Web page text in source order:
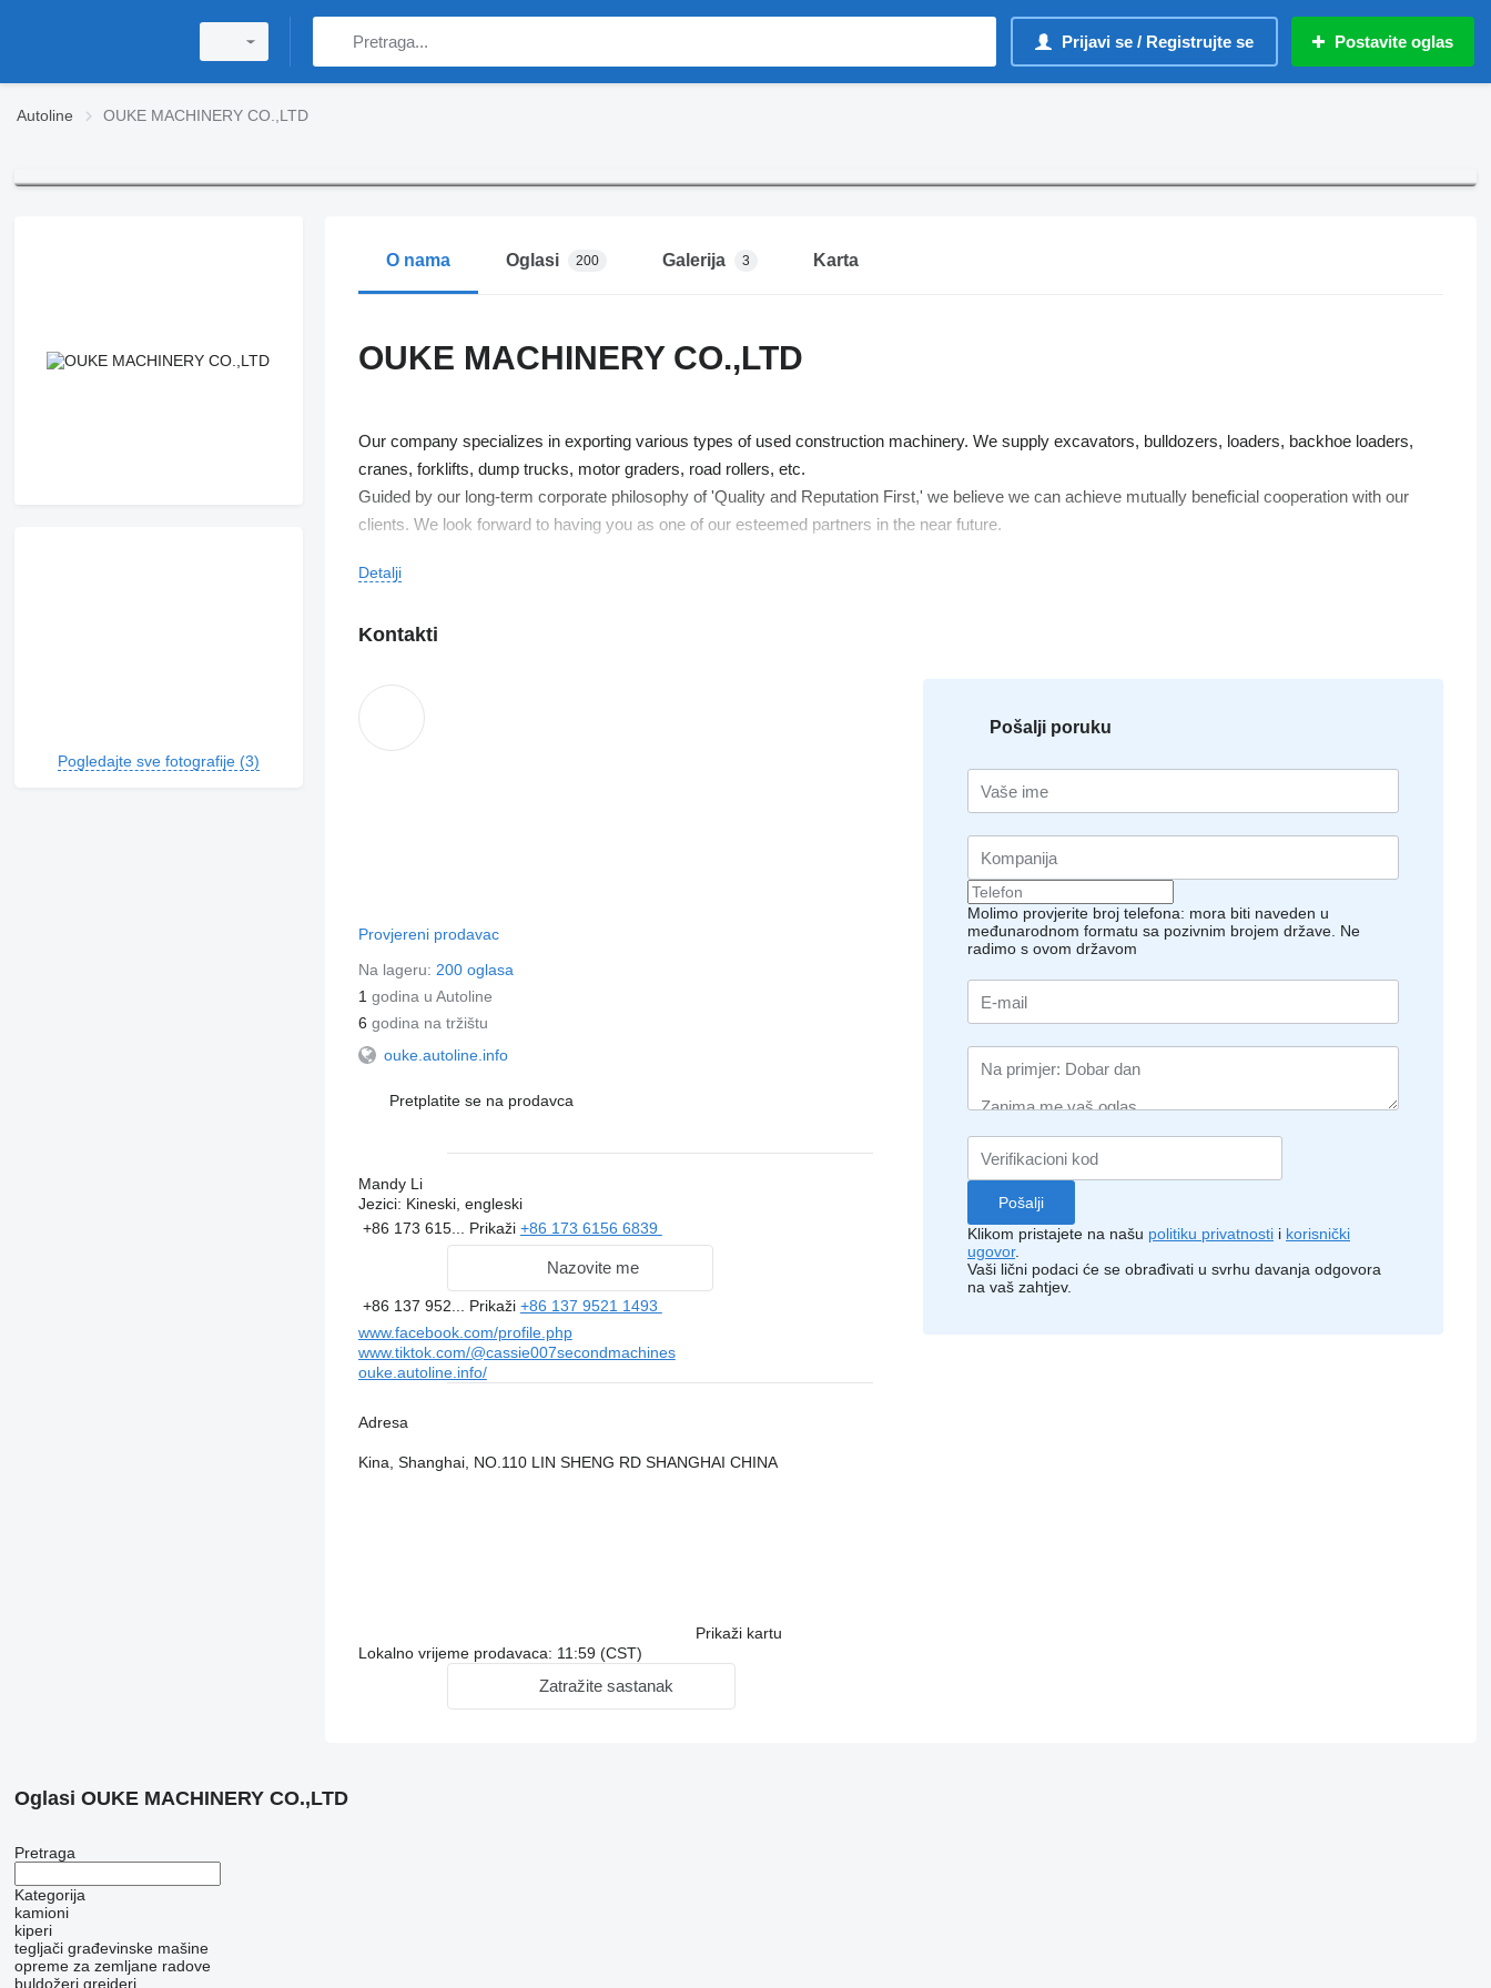
Prijavi se / Registrujte se Postavite oglas
Autoline OUKE MACHINERY CO.,LTD
Pogledajte sve fotografije (3)
O nama Oglasi 200 Galerija 3 Karta
OUKE MACHINERY CO.,LTD
Our company specializes in exporting various types of used construction machinery. We supply excavators, bulldozers, loaders, backhoe loaders,
cranes, forklifts, dump trucks, motor graders, road rollers, etc.
Guided by our long-term corporate philosophy of 'Quality and Reputation First,' we believe we can achieve mutually beneficial cooperation with our
clients. We look forward to having you as one of our esteemed partners in the near future.
Detalji
Kontakti
Provjereni prodavac
Na lageru: 200 oglasa
1 godina u Autoline
6 godina na tržištu
ouke.autoline.info
Pretplatite se na prodavca
Mandy Li
Jezici: Kineski, engleski
+86 173 615... Prikaži +86 173 6156 6839
Nazovite me
+86 137 952... Prikaži +86 137 9521 1493
www.facebook.com/profile.php
www.tiktok.com/@cassie007secondmachines
ouke.autoline.info/
Adresa
Kina, Shanghai, NO.110 LIN SHENG RD SHANGHAI CHINA
Prikaži kartu
Lokalno vrijeme prodavaca: 11:59 (CST)
Zatražite sastanak
Pošalji poruku
Molimo provjerite broj telefona: mora biti naveden u
međunarodnom formatu sa pozivnim brojem države. Ne
radimo s ovom državom
Klikom pristajete na našu politiku privatnosti i korisnički
ugovor.
Vaši lični podaci će se obrađivati ​​u svrhu davanja odgovora
na vaš zahtjev.
Oglasi OUKE MACHINERY CO.,LTD
Pretraga
Kategorija
kamioni
kiperi
tegljači građevinske mašine
opreme za zemljane radove
buldožeri grejderi